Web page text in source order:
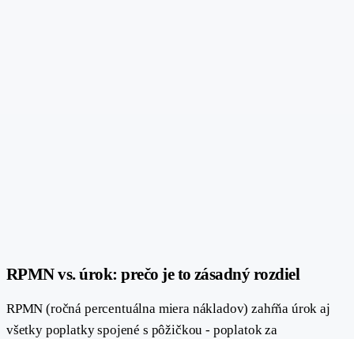
RPMN vs. úrok: prečo je to zásadný rozdiel
RPMN (ročná percentuálna miera nákladov) zahŕňa úrok aj
všetky poplatky spojené s pôžičkou - poplatok za